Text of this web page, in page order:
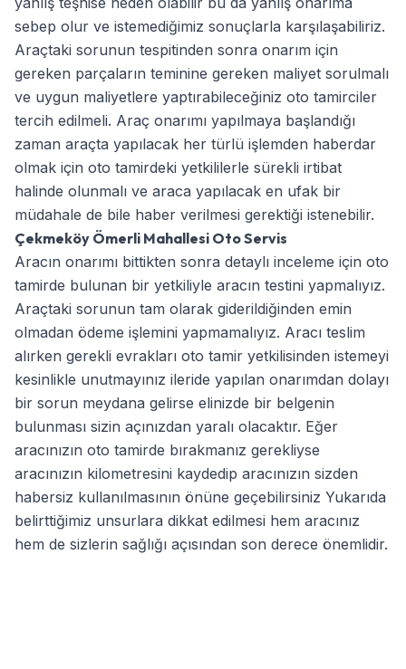
sebep olur ve istemediğimiz sonuçlarla karşılaşabiliriz.
Araçtaki sorunun tespitinden sonra onarım için
gereken parçaların teminine gereken maliyet sorulmalı
ve uygun maliyetlere yaptırabileceğiniz oto tamirciler
tercih edilmeli. Araç onarımı yapılmaya başlandığı
zaman araçta yapılacak her türlü işlemden haberdar
olmak için oto tamirdeki yetkililerle sürekli irtibat
halinde olunmalı ve araca yapılacak en ufak bir
müdahale de bile haber verilmesi gerektiği istenebilir.
Çekmeköy Ömerli Mahallesi Oto Servis
Aracın onarımı bittikten sonra detaylı inceleme için oto
tamirde bulunan bir yetkiliyle aracın testini yapmalıyız.
Araçtaki sorunun tam olarak giderildiğinden emin
olmadan ödeme işlemini yapmamalıyız. Aracı teslim
alırken gerekli evrakları oto tamir yetkilisinden istemeyi
kesinlikle unutmayınız ileride yapılan onarımdan dolayı
bir sorun meydana gelirse elinizde bir belgenin
bulunması sizin açınızdan yaralı olacaktır. Eğer
aracınızın oto tamirde bırakmanız gerekliyse
aracınızın kilometresini kaydedip aracınızın sizden
habersiz kullanılmasının önüne geçebilirsiniz Yukarıda
belirttiğimiz unsurlara dikkat edilmesi hem aracınız
hem de sizlerin sağlığı açısından son derece önemlidir.